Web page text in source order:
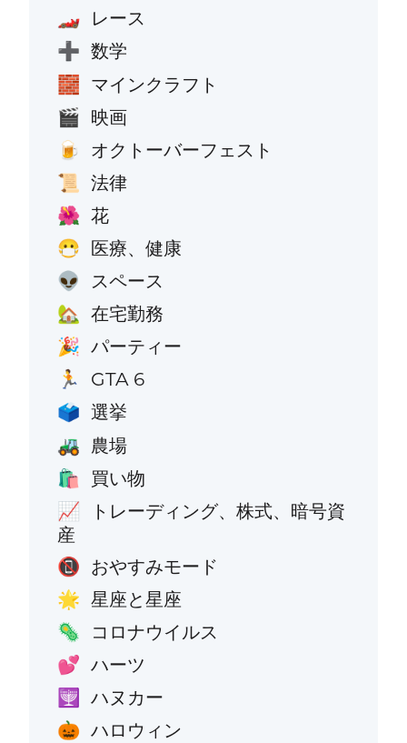
🏎️ レース
➕ 数学
🧱 マインクラフト
🎬 映画
🍺 オクトーバーフェスト
📜 法律
🌺 花
😷 医療、健康
👽 スペース
🏡 在宅勤務
🎉 パーティー
🏃 GTA 6
🗳️ 選挙
🚜 農場
🛍️ 買い物
📈
トレーディング、株式、暗号資
産
📵 おやすみモード
🌟 星座と星座
🦠 コロナウイルス
💕 ハーツ
🕎 ハヌカー
🎃 ハロウィン